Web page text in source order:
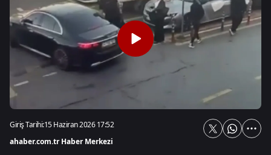
Giriş Tarihi:15 Haziran 2026 17:52
ahaber.com.tr Haber Merkezi